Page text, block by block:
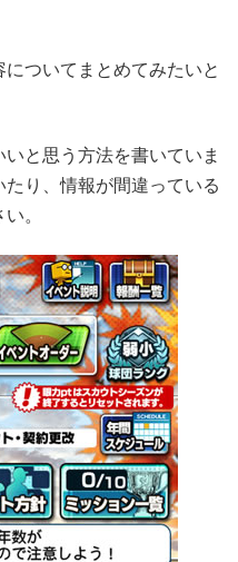
ついてまとめてみたいと
と思う方法を書いていま
り、情報が間違っている
。